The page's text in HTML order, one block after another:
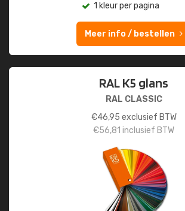
1 kleur per pagina
Meer info / bestellen
RAL K5 glans
RAL CLASSIC
€46,95 exclusief BTW
€56,81 inclusief BTW